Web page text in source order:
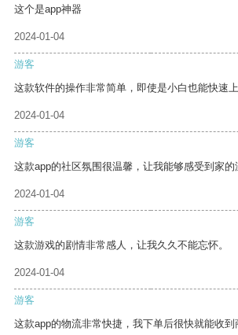
这个是app神器
2024-01-04
游客
这款软件的操作非常简单，即使是小白也能快速上
2024-01-04
游客
这款app的社区氛围很温馨，让我能够感受到家的
2024-01-04
游客
这款游戏的剧情非常感人，让我久久不能忘怀。
2024-01-04
游客
这款app的物流非常快捷，我下单后很快就能收到